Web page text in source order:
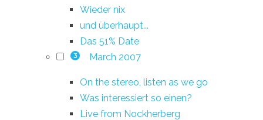
Wieder nix
und überhaupt...
Das 51% Date
3 March 2007
On the stereo, listen as we go
Was interessiert so einen?
Live from Nockherberg